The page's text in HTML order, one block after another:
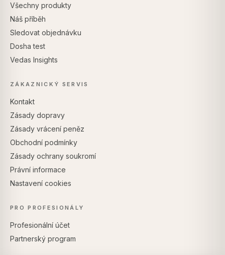
Všechny produkty
Náš příběh
Sledovat objednávku
Dosha test
Vedas Insights
ZÁKAZNICKÝ SERVIS
Kontakt
Zásady dopravy
Zásady vrácení peněz
Obchodní podmínky
Zásady ochrany soukromí
Právní informace
Nastavení cookies
PRO PROFESIONÁLY
Profesionální účet
Partnerský program